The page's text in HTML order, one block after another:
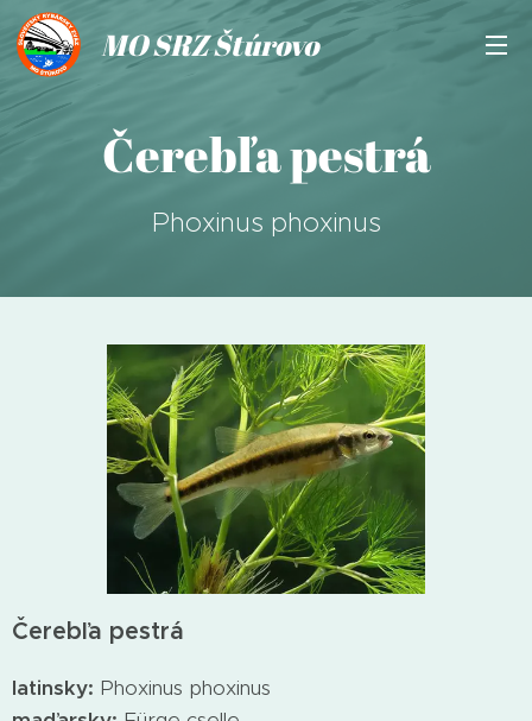
MO SRZ Štúrovo
Čerebľa pestrá
Phoxinus phoxinus
Čerebľa pestrá
latinsky: Phoxinus phoxinus